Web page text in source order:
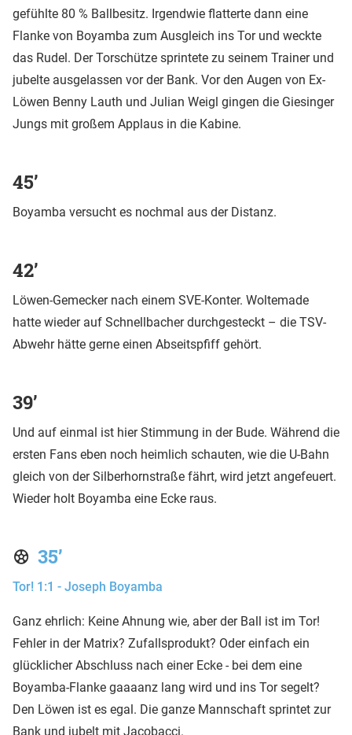
gefühlte 80 % Ballbesitz. Irgendwie flatterte dann eine
Flanke von Boyamba zum Ausgleich ins Tor und weckte
das Rudel. Der Torschütze sprintete zu seinem Trainer und
jubelte ausgelassen vor der Bank. Vor den Augen von Ex-
Löwen Benny Lauth und Julian Weigl gingen die Giesinger
Jungs mit großem Applaus in die Kabine.
45’
Boyamba versucht es nochmal aus der Distanz.
42’
Löwen-Gemecker nach einem SVE-Konter. Woltemade
hatte wieder auf Schnellbacher durchgesteckt – die TSV-
Abwehr hätte gerne einen Abseitspfiff gehört.
39’
Und auf einmal ist hier Stimmung in der Bude. Während die
ersten Fans eben noch heimlich schauten, wie die U-Bahn
gleich von der Silberhornstraße fährt, wird jetzt angefeuert.
Wieder holt Boyamba eine Ecke raus.
35’
Tor! 1:1 - Joseph Boyamba
Ganz ehrlich: Keine Ahnung wie, aber der Ball ist im Tor!
Fehler in der Matrix? Zufallsprodukt? Oder einfach ein
glücklicher Abschluss nach einer Ecke - bei dem eine
Boyamba-Flanke gaaaanz lang wird und ins Tor segelt?
Den Löwen ist es egal. Die ganze Mannschaft sprintet zur
Bank und jubelt mit Jacobacci.